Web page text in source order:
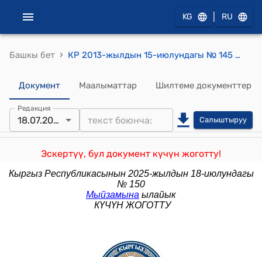
KG RU
Башкы бет › КР 2013-жылдын 15-июлундагы № 145 "Жер участокторун которуу (трансформациялоо) жөнүндө" Мыйзамы
Документ Маалыматтар Шилтеме документтер
Редакция
18.07.2025 Салыштыруу
Эскертүү, бул документ күчүн жоготту!